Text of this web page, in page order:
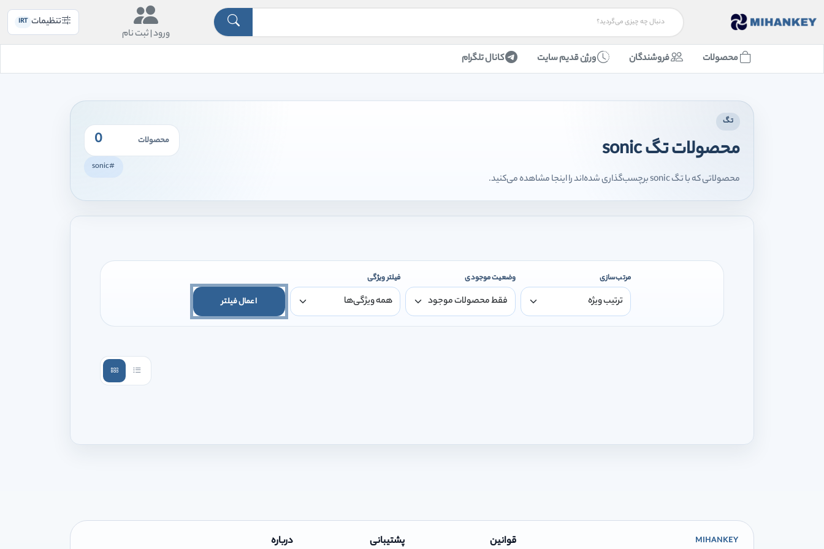
ورود |ثبت نام
تنظیمات IRT
محصولات فروشندگان ورژن قدیم سایت کانال تلگرام
تگ
محصولات تگ sonic
محصولاتی که با تگ sonic برچسب‌گذاری شده‌اند را اینجا مشاهده می‌کنید.
محصولات 0
#sonic
مرتب‌سازی وضعیت موجودی فیلتر ویژگی
اعمال فیلتر
MIHANKEY قوانین پشتیبانی درباره